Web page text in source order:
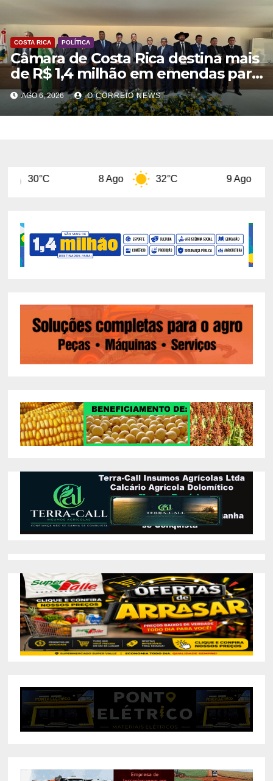
COSTA RICA POLÍTICA
Câmara de Costa Rica destina mais
de R$ 1,4 milhão em emendas para
investimentos em diversas áreas
AGO 6, 2026 O CORREIO NEWS
8 Ago 32°C 9 Ago 31°C